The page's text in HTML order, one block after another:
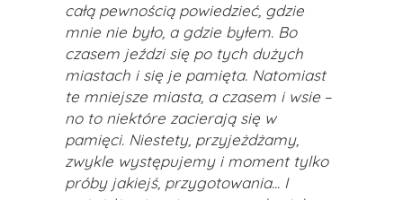
całą pewnością powiedzieć, gdzie
mnie nie było, a gdzie byłem. Bo
czasem jeździ się po tych dużych
miastach i się je pamięta. Natomiast
te mniejsze miasta, a czasem i wsie –
no to niektóre zacierają się w
pamięci. Niestety, przyjeżdżamy,
zwykle występujemy i moment tylko
próby jakiejś, przygotowania... I